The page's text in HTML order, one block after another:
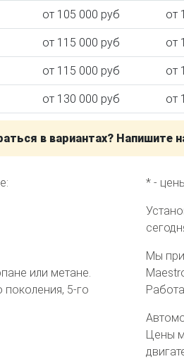
от 105 000 руб от
от 115 000 руб от
от 115 000 руб от
от 130 000 руб от
в вариантах? Напишите
или метане.
5-го
* -
Мы
Цены